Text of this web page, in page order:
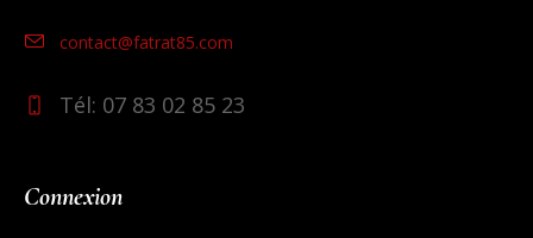
contact@fatrat85.com
Tél: 07 83 02 85 23
Connexion